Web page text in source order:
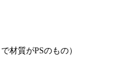
材質がPSのもの）